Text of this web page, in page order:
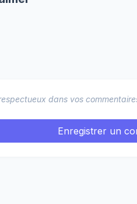
dans vos
Enregistrer un